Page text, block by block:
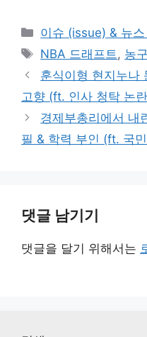
카
테
리
이슈 (issue) & 뉴
태
그
NBA 드래프트 , 농구
훈식이형 현지누나
고향 (ft. 인사 청탁 논
경제부총리에서 내
필 & 학력 부인 (ft. 국
댓글 남기기
댓글을 달기 위해서는